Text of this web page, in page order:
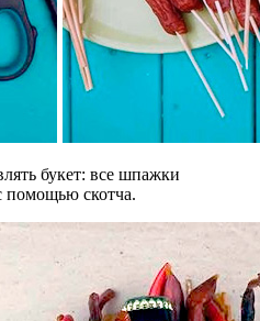
букет: все шпажки
помощью скотча.